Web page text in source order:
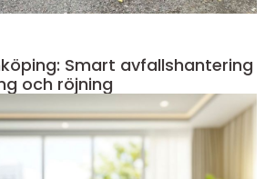
Smart avfallshantering
och röjning